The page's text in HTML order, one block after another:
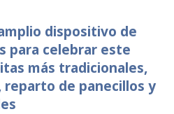
dispositivo de
para celebrar este
más tradicionales,
reparto de panecillos y